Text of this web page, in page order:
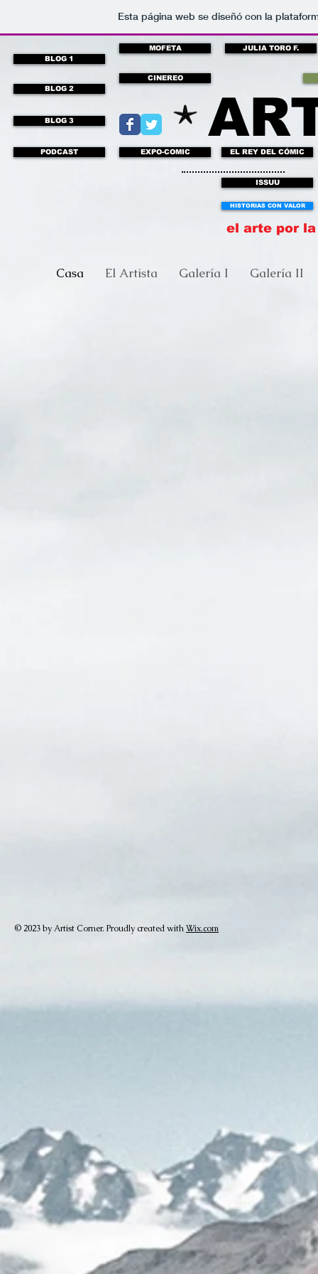
Esta página web se diseñó con la
BLOG 1
MOFETA JULIA TORO F.
el arte por
BLOG 2
BLOG 3
EXPO-COMIC
CINEREO
EL REY DEL CÓMIC
ISSUU
Casa El Artista Galería I Galería II
PODCAST
HISTORIAS CON VALOR
© 2023 by Artist Corner. Proudly created withWix.com